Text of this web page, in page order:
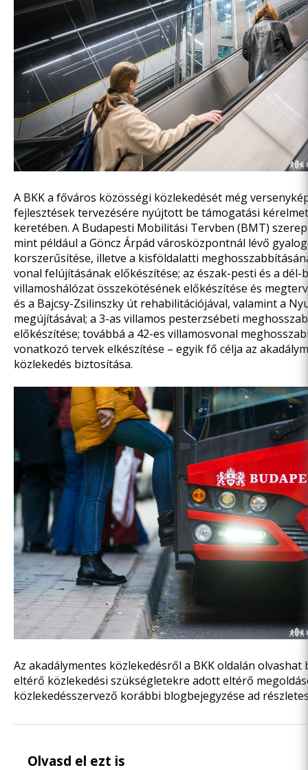
A BKK a főváros közösségi közlekedését még
fejlesztések tervezésére nyújtott be támogatási
keretében. A Budapesti Mobilitási Tervben (BMT)
mint például a Göncz Árpád városközpontnál lévő
korszerűsítése, illetve a kisföldalatti
vonal felújításának előkészítése; az észak-pesti és a dél-
villamoshálózat összekötésénekelőkészítése és
és a Bajcsy-Zsilinszky út rehabilitációjával, valamint a
megújításával; a 3-as villamos pesterzsébeti
előkészítése; továbbá a 42-es villamosvonal
vonatkozó tervek elkészítése – egyik fő célja az
közlekedés biztosítása.
Az akadálymentes közlekedésről a BKK oldalán olvashat
eltérő közlekedési szükségletekre adott eltérő
közlekedésszervező korábbi blogbejegyzése ad
Olvasd el ezt is